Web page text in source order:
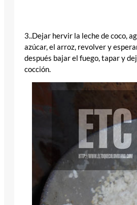
3..Dejar hervir la leche de coco,
azúcar, el arroz, revolver y
después bajar el fuego, tapar y
cocción.